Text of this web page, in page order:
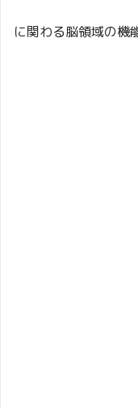
に関わる脳領域の機